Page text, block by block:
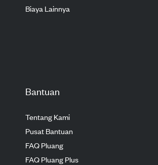
Biaya Lainnya
Bantuan
Tentang Kami
Pusat Bantuan
FAQ Pluang
FAQ Pluang Plus